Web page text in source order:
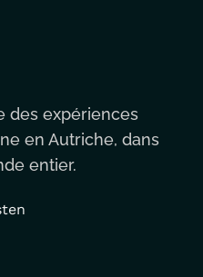
des expériences
en Autriche, dans
entier.